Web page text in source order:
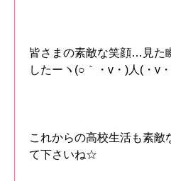
皆さまの素敵な笑顔…見た
したーヽ(○｀・v・)人(・v
これからの高校生活も素敵
て下さいね☆